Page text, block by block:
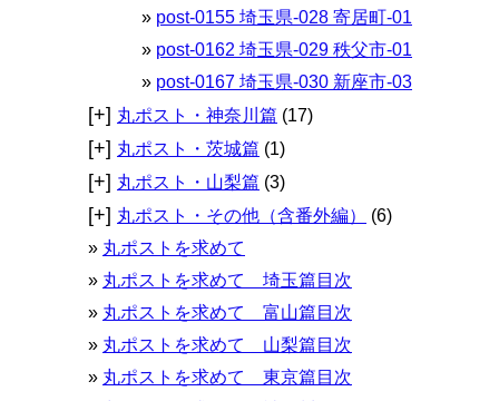
post-0155 埼玉県-028 寄居町-01
post-0162 埼玉県-029 秩父市-01
post-0167 埼玉県-030 新座市-03
[+] 丸ポスト・神奈川篇 (17)
[+] 丸ポスト・茨城篇 (1)
[+] 丸ポスト・山梨篇 (3)
[+] 丸ポスト・その他（含番外編）
(6)
丸ポストを求めて
丸ポストを求めて 埼玉篇目次
丸ポストを求めて 富山篇目次
丸ポストを求めて 山梨篇目次
丸ポストを求めて 東京篇目次